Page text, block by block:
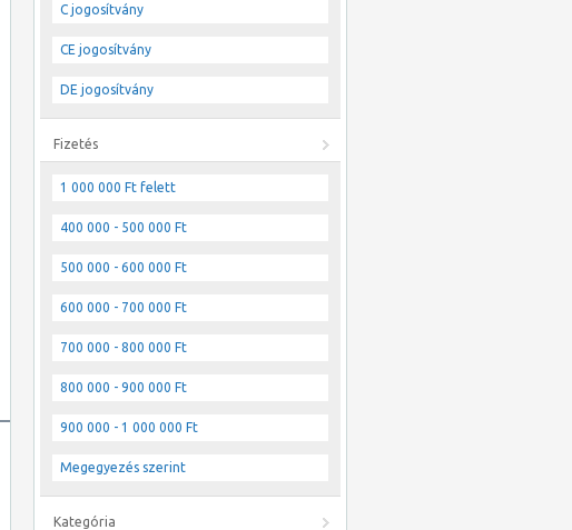
C jogosítvány
CE jogosítvány
DE jogosítvány
Fizetés
1 000 000 Ft felett
400 000 - 500 000 Ft
500 000 - 600 000 Ft
600 000 - 700 000 Ft
700 000 - 800 000 Ft
800 000 - 900 000 Ft
900 000 - 1 000 000 Ft
Megegyezés szerint
Kategória